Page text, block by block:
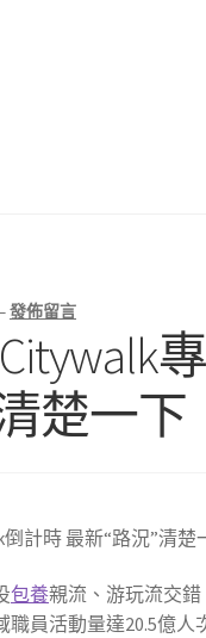
發佈留言
楚一下
計時 最新“路況”清
包養親流、游玩流交
員活動量達20.5億人